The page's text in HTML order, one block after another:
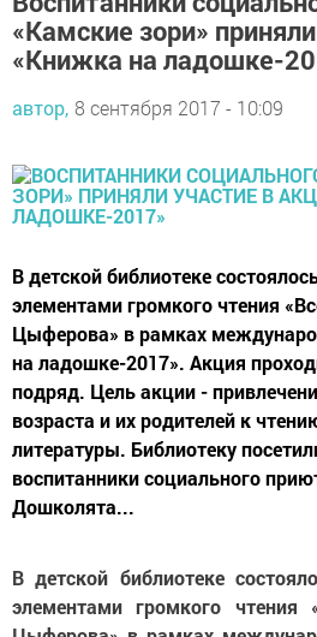
«Камские зори»
«Книжка на ладошке-
автор, 8 сентября 2017 - 10:09
В детской библиотеке
элементами громкого чтения
Цыферова» в рамках
на ладошке-2017». Акция
подряд. Цель акции -
возраста и их родителей к
литературы. Библиотеку
воспитанники социального
Дошколята...
В детской библиотеке
элементами громкого чтения